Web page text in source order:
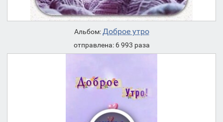
Альбом:Доброе утро
отправлена: 6 993 раза